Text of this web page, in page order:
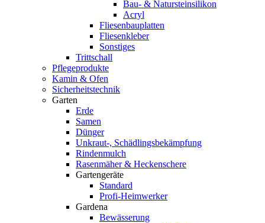
Bau- & Natursteinsilikon
Acryl
Fliesenbauplatten
Fliesenkleber
Sonstiges
Trittschall
Pflegeprodukte
Kamin & Ofen
Sicherheitstechnik
Garten
Erde
Samen
Dünger
Unkraut-, Schädlingsbekämpfung
Rindenmulch
Rasenmäher & Heckenschere
Gartengeräte
Standard
Profi-Heimwerker
Gardena
Bewässerung